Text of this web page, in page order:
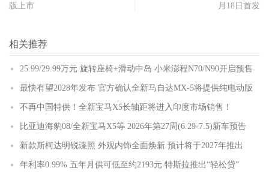
版上市
月18日首发
相关推荐
25.99/29.99万元 旋转座椅+滑动中岛 小米澎程N70/N90开启预售
最快有望2028年发布 官方确认全新马自达MX-5将提供纯电动版
不再中国特供！全新宝马X5长轴距将进入印度市场销售！
比亚迪海豹08/全新宝马X5等 2026年第27周(6.29-7.5)新车预告
新款斯柯达明锐谍照 外观内饰全面焕新 预计将于2027年推出
年利率0.99% 五年月供可低至约2193元 特斯拉推出“轻松贷”